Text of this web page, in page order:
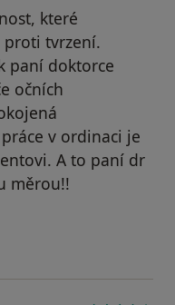
které
proti tvrzení.
paní doktorce
očních
v ordinaci je
A to paní dr
měrou!!
Jan